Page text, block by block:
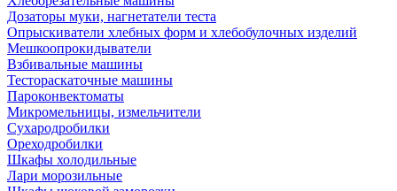
Дозаторы муки, нагнетатели теста
Опрыскиватели хлебных форм и хлебобулочных изделий
Мешкоопрокидыватели
Взбивальные машины
Тестораскаточные машины
Пароконвектоматы
Микромельницы, измельчители
Сухародробилки
Ореходробилки
Шкафы холодильные
Лари морозильные